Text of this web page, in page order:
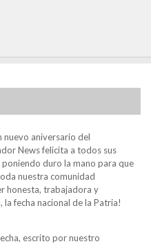
nuevo aniversario del
News felicita a todos sus
duro la mano para que
nuestra comunidad
honesta, trabajadora y
fecha nacional de la Patria!
escrito por nuestro